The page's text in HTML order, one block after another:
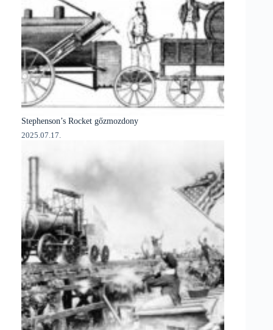
Stephenson’s Rocket gőzmozdony
2025.07.17.